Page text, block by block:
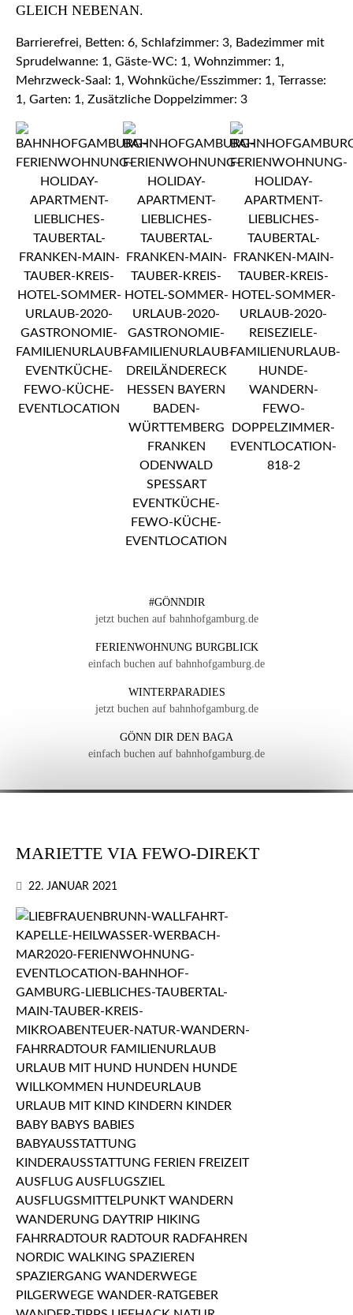
LEICH NEBENAN.
Barrierefrei, Betten: 6, Schlafzimmer: 3, Badezimmer mit
Sprudelwanne: 1, Gäste-WC: 1, Wohnzimmer: 1,
Mehrzweck-Saal: 1, Wohnküche/Esszimmer: 1, Terrasse:
1, Garten: 1, Zusätzliche Doppelzimmer: 3
#GÖNNDIR
jetzt buchen auf bahnhofgamburg.de
FERIENWOHNUNG BURGBLICK
einfach buchen auf bahnhofgamburg.de
WINTERPARADIES
jetzt buchen auf bahnhofgamburg.de
GÖNN DIR DEN BAGA
einfach buchen auf bahnhofgamburg.de
MARIETTE VIA FEWO-DIREKT
22. JANUAR 2021